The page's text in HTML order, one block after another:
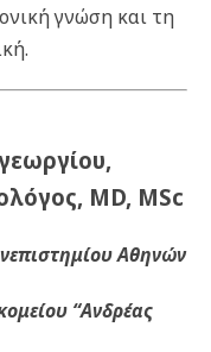
γνώση και τη
MD, MSc
Αθηνών
“Ανδρέας